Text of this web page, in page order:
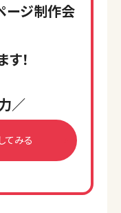
ージ制作会
！
／
てみる